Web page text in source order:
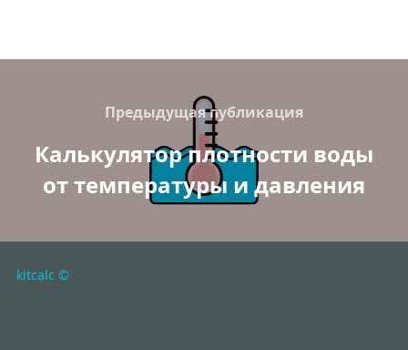
записям
Previous
Предыдущая публикация
Калькулятор плотности воды
от температуры и давления
kitcalc ©